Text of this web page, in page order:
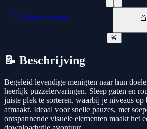
📱 Nieuw venster
🚨
📝 Beschrijving
Begeleid levendige menigten naar hun
heerlijk puzzelervaringen. Sleep gaten en
juiste plek te sorteren, waarbij je niveaus
afmaakt. Ideaal voor snelle pauzes, met
ontspannende visuele elementen maakt het